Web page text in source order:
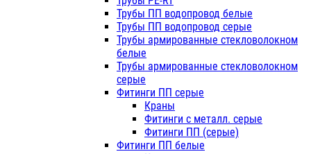
Трубы ПП водопровод белые
Трубы ПП водопровод серые
Трубы армированные стекловолокном
белые
Трубы армированные стекловолокном
серые
Фитинги ПП серые
Краны
Фитинги с металл. серые
Фитинги ПП (серые)
Фитинги ПП белые